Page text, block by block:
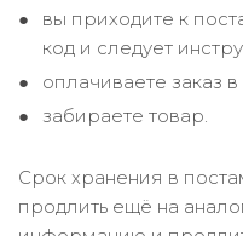
вы приходите к
код и следует
оплачиваете заказ
забираете товар.
Срок хранения в
продлить ещё на